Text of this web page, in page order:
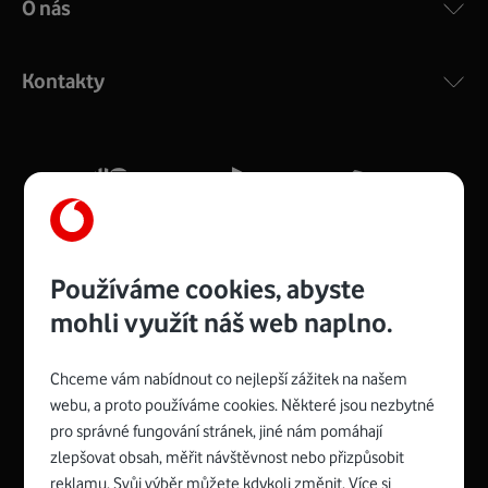
COMPAL CH7465VF
silný signál pro celou domácnost. Kompaktní rozměry 21
Více o COMPAL CH7465VF
Zyxel VMG8623-T50B:
Rozměry modemu jsou 16 x 22 x 7,5 cm (včetně stojánku)
Spojte se s Vodafonem
O nás
Kontakty
Používáme cookies, abyste
mohli využít náš web naplno.
Chceme vám nabídnout co nejlepší zážitek na našem
webu, a proto používáme cookies. Některé jsou nezbytné
pro správné fungování stránek, jiné nám pomáhají
zlepšovat obsah, měřit návštěvnost nebo přizpůsobit
reklamu. Svůj výběr můžete kdykoli změnit. Více si